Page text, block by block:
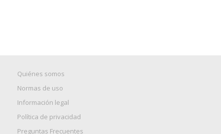
Quiénes somos
Normas de uso
Información legal
Política de privacidad
Preguntas Frecuentes